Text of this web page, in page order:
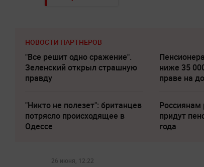
НОВОСТИ ПАРТНЕРОВ
"Все решит одно сражение".
Зеленский открыл страшную
правду
ниже 35
праве на
"Никто не полезет": британцев
потрясло происходящее в
Одессе
Россиянам
придут
года
26 июня, 12:22